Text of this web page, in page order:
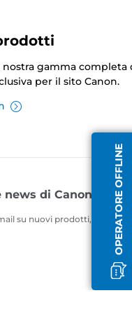
OPERATORE OFFLINE
gamma completa
per il sito Canon.
di Canon
su nuovi prodotti, consigli